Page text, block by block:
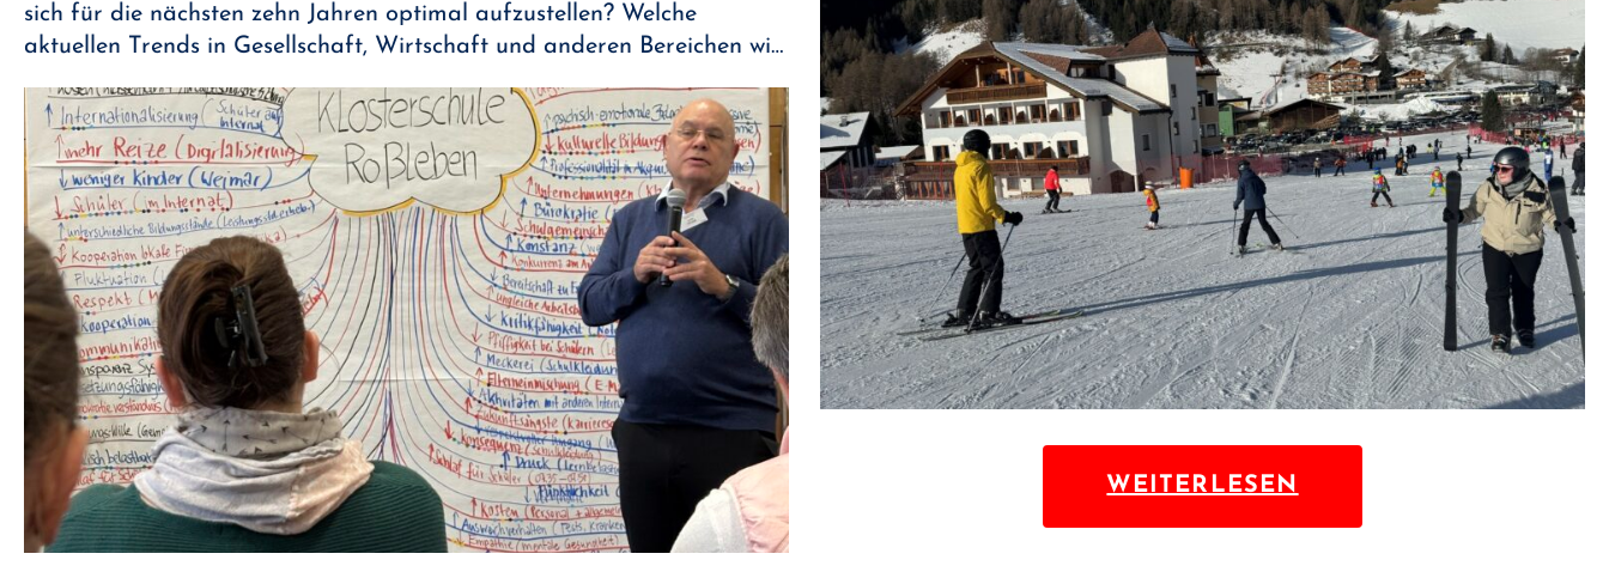
sich für die nächsten zehn Jahren optimal aufzustellen? Welche
aktuellen Trends in Gesellschaft, Wirtschaft und anderen Bereichen wi…
WEITERLESEN